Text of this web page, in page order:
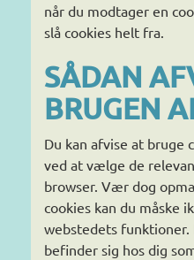
når du modtager en
slå cookies helt fra.
SÅDAN
BRUGEN
Du kan afvise at bruge
ved at vælge de
browser. Vær dog
cookies kan du måske
webstedets funktioner.
befinder sig hos dig